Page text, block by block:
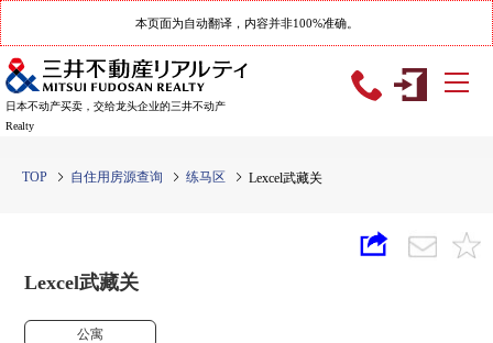
本页面为自动翻译，内容并非100%准确。
日本不动产买卖，交给龙头企业的三井不动产
Realty
TOP 自住用房源查询 练马区 Lexcel武藏关
Lexcel武藏关
公寓